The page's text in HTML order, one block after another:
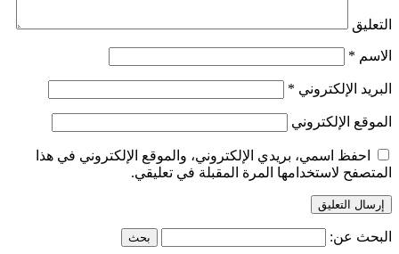
التعليق
الاسم *
البريد الإلكتروني *
الموقع الإلكتروني
احفظ اسمي، بريدي الإلكتروني، والموقع الإلكتروني في هذا
المتصفح لاستخدامها المرة المقبلة في تعليقي.
البحث عن: